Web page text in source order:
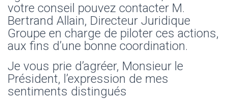
votre conseil pouvez contacter M.
Bertrand Allain, Directeur Juridique
Groupe en charge de piloter ces actions,
aux fins d’une bonne coordination.
Je vous prie d’agréer, Monsieur le
Président, l’expression de mes
sentiments distingués